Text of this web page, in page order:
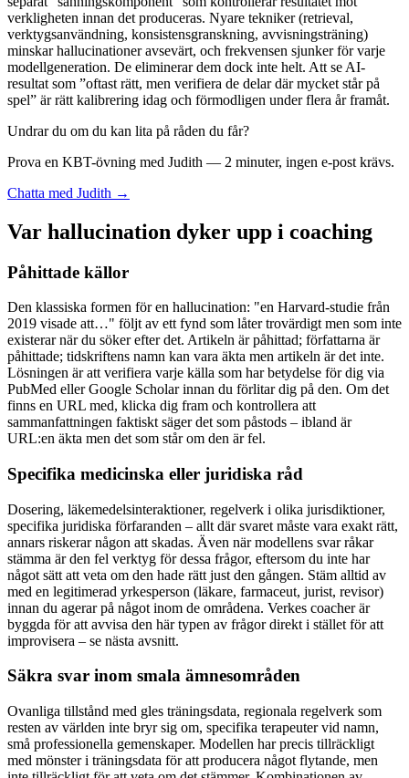
verkligheten innan det produceras. Nyare tekniker (retrieval,
verktygsanvändning, konsistensgranskning, avvisningsträning)
minskar hallucinationer avsevärt, och frekvensen sjunker för varje
modellgeneration. De eliminerar dem dock inte helt. Att se AI-
resultat som ”oftast rätt, men verifiera de delar där mycket står på
spel” är rätt kalibrering idag och förmodligen under flera år framåt.
Undrar du om du kan lita på råden du får?
Prova en KBT-övning med Judith — 2 minuter, ingen e-post krävs.
Chatta med Judith →
Var hallucination dyker upp i coaching
Påhittade källor
Den klassiska formen för en hallucination: "en Harvard-studie från
2019 visade att…" följt av ett fynd som låter trovärdigt men som inte
existerar när du söker efter det. Artikeln är påhittad; författarna är
påhittade; tidskriftens namn kan vara äkta men artikeln är det inte.
Lösningen är att verifiera varje källa som har betydelse för dig via
PubMed eller Google Scholar innan du förlitar dig på den. Om det
finns en URL med, klicka dig fram och kontrollera att
sammanfattningen faktiskt säger det som påstods – ibland är
URL:en äkta men det som står om den är fel.
Specifika medicinska eller juridiska råd
Dosering, läkemedelsinteraktioner, regelverk i olika jurisdiktioner,
specifika juridiska förfaranden – allt där svaret måste vara exakt rätt,
annars riskerar någon att skadas. Även när modellens svar råkar
stämma är den fel verktyg för dessa frågor, eftersom du inte har
något sätt att veta om den hade rätt just den gången. Stäm alltid av
med en legitimerad yrkesperson (läkare, farmaceut, jurist, revisor)
innan du agerar på något inom de områdena. Verkes coacher är
byggda för att avvisa den här typen av frågor direkt i stället för att
improvisera – se nästa avsnitt.
Säkra svar inom smala ämnesområden
Ovanliga tillstånd med gles träningsdata, regionala regelverk som
resten av världen inte bryr sig om, specifika terapeuter vid namn,
små professionella gemenskaper. Modellen har precis tillräckligt
med mönster i träningsdata för att producera något flytande, men